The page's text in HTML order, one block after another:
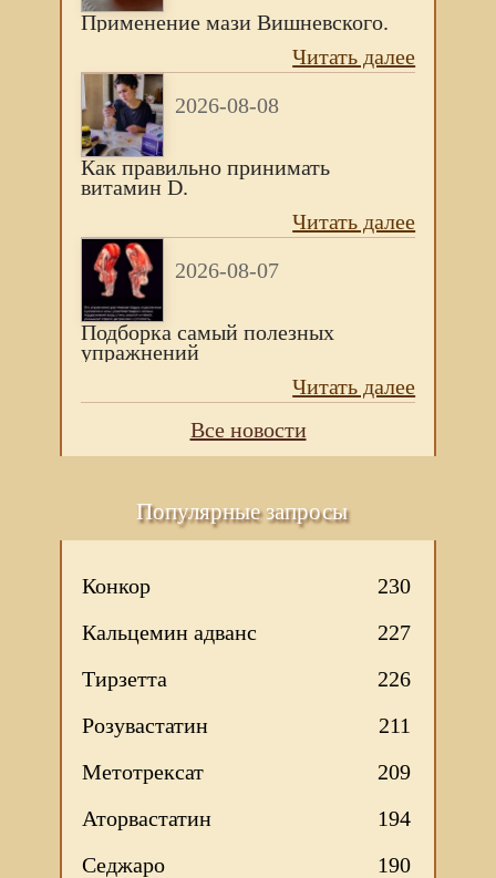
Применение мази Вишневского.
Читать далее
2026-08-08
Как правильно принимать
витамин D.
Читать далее
2026-08-07
Подборка самый полезных
упражнений
Читать далее
Все новости
Популярные запросы
Конкор
230
Кальцемин адванс
227
Тирзетта
226
Розувастатин
211
Метотрексат
209
Аторвастатин
194
Седжаро
190